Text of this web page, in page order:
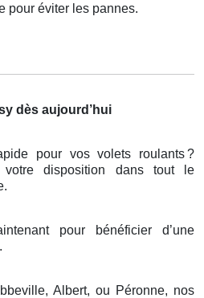
pour éviter les pannes.
dès aujourd’hui
pour vos volets roulants?
votre disposition dans tout le
pour bénéficier d’une
Albert, ou Péronne, nos